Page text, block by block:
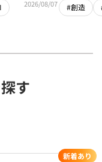
2026/08/07 #創造
す
新着あり